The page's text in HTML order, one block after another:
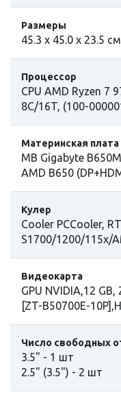
Размеры
45.3 х 45.0 х 23.5 см
Процессор
CPU AMD Ryzen 7
8C/16T, (100-
Материнская плата
MB Gigabyte
AMD B650
Кулер
Cooler PCCooler,
S1700/1200/115x/
Видеокарта
GPU NVIDIA,12 GB,
[ZT-B50700E-
Число свободных
3.5" - 1 шт
2.5" (3.5") - 2 шт